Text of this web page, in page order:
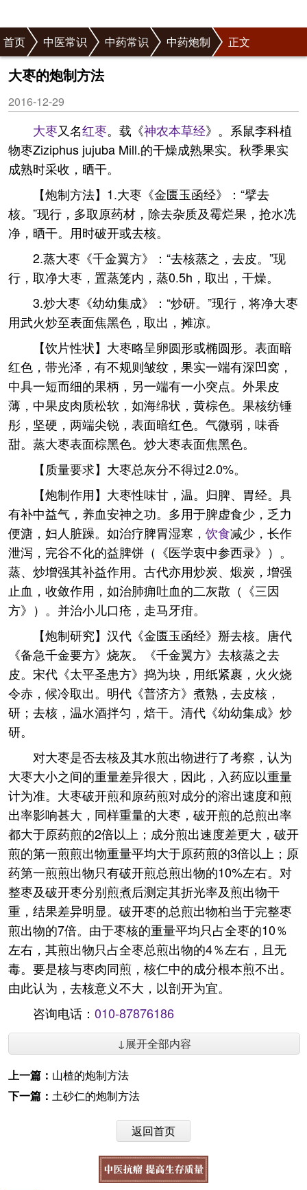
首页 中医常识 中药常识 中药炮制 正文
大枣的炮制方法
2016-12-29
大枣又名红枣。载《神农本草经》。系鼠李科植
物枣Ziziphus jujuba Mill.的干燥成熟果实。秋季果实
成熟时采收，晒干。
【炮制方法】1.大枣《金匮玉函经》：“擘去
核。”现行，多取原药材，除去杂质及霉烂果，抢水冼
净，晒干。用时破开或去核。
2.蒸大枣《千金翼方》：“去核蒸之，去皮。”现
行，取净大枣，置蒸笼内，蒸0.5h，取出，干燥。
3.炒大枣《幼幼集成》：“炒研。”现行，将净大枣
用武火炒至表面焦黑色，取出，摊凉。
【饮片性状】大枣略呈卵圆形或椭圆形。表面暗
红色，带光泽，有不规则皱纹，果实一端有深凹窝，
中具一短而细的果柄，另一端有一小突点。外果皮
薄，中果皮肉质松软，如海绵状，黄棕色。果核纺锤
彤，坚硬，两端尖锐，表面暗红色。气微弱，味香
甜。蒸大枣表面棕黑色。炒大枣表面焦黑色。
【质量要求】大枣总灰分不得过2.0%。
【炮制作用】大枣性味甘，温。归脾、胃经。具
有补中益气，养血安神之功。多用于脾虚食少，乏力
便溏，妇人脏躁。如治疗脾胃湿寒， 饮食减少，长作
泄泻，完谷不化的益脾饼（《医学衷中参西录》）。
蒸、炒增强其补益作用。古代亦用炒炭、煅炭，增强
止血，收敛作用，如治肺痈吐血的二灰散（《三因
方》）。并治小儿口疮，走马牙疳。
【炮制研究】汉代《金匮玉函经》掰去核。唐代
《备急千金要方》烧灰。《千金翼方》去核蒸之去
皮。宋代《太平圣患方》捣为块，用纸紧裹，火火烧
令赤，候冷取出。明代《普济方》煮熟，去皮核，
研；去核，温水酒拌匀，焙干。清代《幼幼集成》炒
研。
对大枣是否去核及其水煎出物进行了考察，认为
大枣大小之间的重量差异很大，因此，入药应以重量
计为准。大枣破开煎和原药煎对成分的溶出速度和煎
出率影响甚大，同样重量的大枣，破开煎的总煎出率
都大于原药煎的2倍以上；成分煎出速度差更大，破开
煎的第一煎煎出物重量平均大于原药煎的3倍以上；原
药第一煎煎出物只有破开煎总煎出物的10%左右。对
整枣及破开枣分别煎煮后测定其折光率及煎出物干
重，结果差异明显。破开枣的总煎出物桕当于完整枣
煎出物的7倍。由于枣核的重量平均只占全枣的10％
左右，其煎出物只占全枣总煎出物的4％左右，且无
毒。要是核与枣肉同煎，核仁中的成分根本煎不出。
由此认为，去核意义不大，以剖开为宜。
咨询电话： 010-87876186
↓展开全部内容
上一篇： 山楂的炮制方法
下一篇： 土砂仁的炮制方法
返回首页